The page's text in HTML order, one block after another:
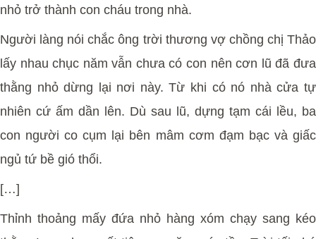
nhỏ trở thành con cháu trong nhà.
Người làng nói chắc ông trời thương vợ chồng chị Thảo
lấy nhau chục năm vẫn chưa có con nên cơn lũ đã đưa
thằng nhỏ dừng lại nơi này. Từ khi có nó nhà cửa tự
nhiên cứ ấm dần lên. Dù sau lũ, dựng tạm cái lều, ba
con người co cụm lại bên mâm cơm đạm bạc và giấc
ngủ tứ bề gió thổi.
[…]
Thỉnh thoảng mấy đứa nhỏ hàng xóm chạy sang kéo